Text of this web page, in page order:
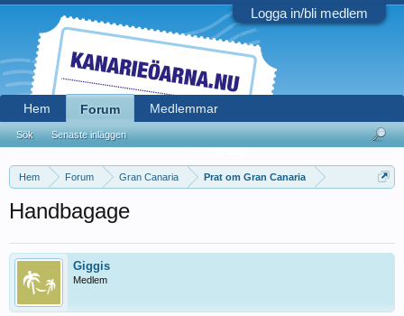
Logga in/bli medlem
Hem Forum Gran Canaria Prat om Gran Canaria
Handbagage
Giggis
Medlem
Hem Forum
Sök Senaste inläggen
Medlemmar